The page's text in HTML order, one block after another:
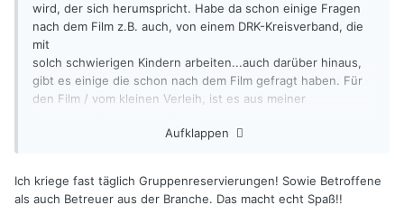
wird, der sich herumspricht. Habe da schon einige Fragen
nach dem Film z.B. auch, von einem DRK-Kreisverband, die
mit
solch schwierigen Kindern arbeiten...auch darüber hinaus,
gibt es einige die schon nach dem Film gefragt haben. Für
den Film / vom kleinen Verleih, ist es aus meiner
als ein "Ad Astra" in meiner Ortsgruppe...deshalb werde
aber es kommen ja bald die Herbstferien, und dann in
Kombination mit Shaun, geht sicher einiges..
Aufklappen
Ich kriege fast täglich Gruppenreservierungen! Sowie Betroffene
als auch Betreuer aus der Branche. Das macht echt Spaß!!